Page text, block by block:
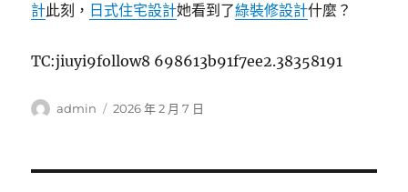
計此刻， 日式住宅設計她看到了綠裝修設計什麼？
TC:jiuyi9follow8 698613b91f7ee2.38358191
作
admin
發
2026 年 2 月 7 日